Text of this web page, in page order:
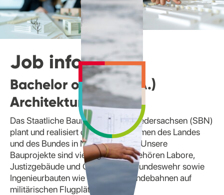
Job info
Bachelor of Arts (B. A.)
Architektur DUAL
Das Staatliche Baumanagement Niedersachsen (SBN)
plant und realisiert die Baumaßnahmen des Landes
und des Bundes in Niedersachsen. Unsere
Bauprojekte sind vielseitig. Dazu gehören Labore,
Justizgebäude und Gebäude der Bundeswehr sowie
Ingenieurbauten wie Start- und Landebahnen auf
militärischen Flugplätzen.